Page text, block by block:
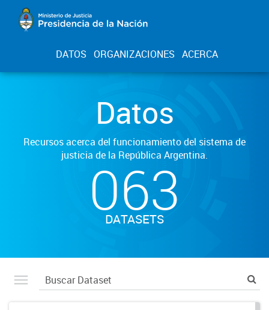
DATOS ORGANIZACIONES ACERCA
Datos
Recursos acerca del funcionamiento del sistema de
justicia de la República Argentina.
063
DATASETS